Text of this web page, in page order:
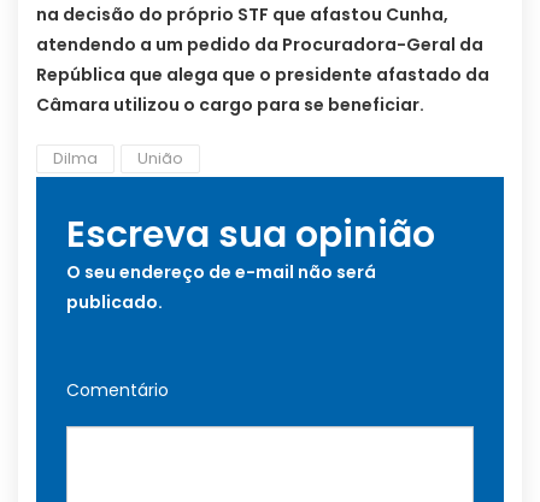
na decisão do próprio STF que afastou Cunha,
atendendo a um pedido da Procuradora-Geral da
República que alega que o presidente afastado da
Câmara utilizou o cargo para se beneficiar.
Dilma União
Escreva sua opinião
O seu endereço de e-mail não será
publicado.
Comentário